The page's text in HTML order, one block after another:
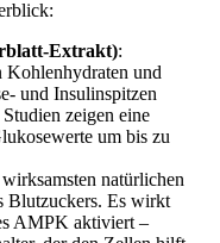
Extrakt):
Kohlenhydraten und
und Insulinspitzen
zeigen eine
um bis zu
natürlichen
Blutzuckers. Es wirkt
AMPK aktiviert –